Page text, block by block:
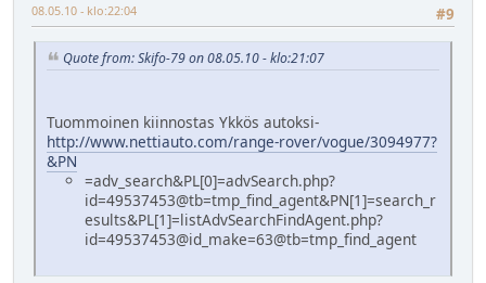
#9
08.05.10 - klo:22:04
Quote from: Skifo-79 on 08.05.10 - klo:21:07
Tuommoinen kiinnostas Ykkös autoksi-
http://www.nettiauto.com/range-rover/vogue/3094977?
&PN
=adv_search&PL[0]=advSearch.php?
id=49537453@tb=tmp_find_agent&PN[1]=search_r
esults&PL[1]=listAdvSearchFindAgent.php?
id=49537453@id_make=63@tb=tmp_find_agent